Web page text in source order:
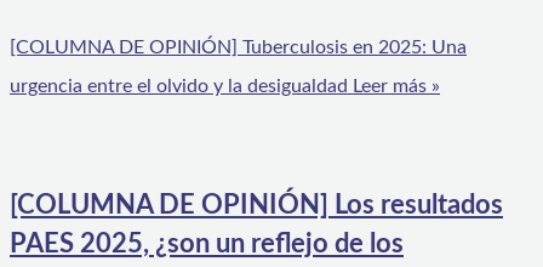
[COLUMNA DE OPINIÓN] Tuberculosis en 2025: Una
urgencia entre el olvido y la desigualdad Leer más »
[COLUMNA DE OPINIÓN] Los resultados
PAES 2025, ¿son un reflejo de los